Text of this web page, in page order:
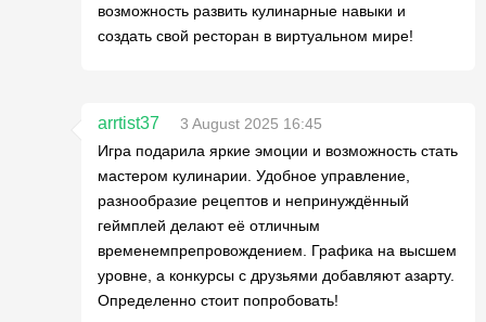
возможность развить кулинарные навыки и
создать свой ресторан в виртуальном мире!
arrtist37
3 August 2025 16:45
Игра подарила яркие эмоции и возможность стать
мастером кулинарии. Удобное управление,
разнообразие рецептов и непринуждённый
геймплей делают её отличным
временемпрепровождением. Графика на высшем
уровне, а конкурсы с друзьями добавляют азарту.
Определенно стоит попробовать!